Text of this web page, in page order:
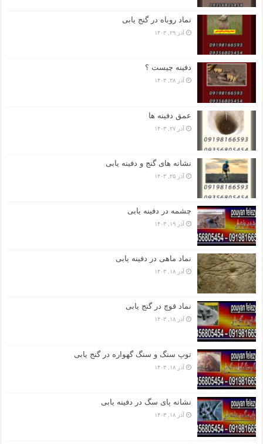
نماد روباه در گنج یابی
آذر ۲۹, ۱۴۰۳
دفینه چیست ؟
آذر ۲۸, ۱۴۰۳
عمق دفینه ها
آذر ۲۷, ۱۴۰۳
نشانه های گنج و دفینه یابی
آذر ۲۵, ۱۴۰۳
چشمه در دفینه یابی
آذر ۱۹, ۱۴۰۳
نماد ماهی در دفینه یابی
آذر ۱۸, ۱۴۰۳
نماد قوچ در گنج یابی
آذر ۱۸, ۱۴۰۳
توپ سنگ و سنگ گهواره در گنج یابی
آذر ۱۸, ۱۴۰۳
نشانه پای سگ در دفینه یابی
آذر ۱۸, ۱۴۰۳